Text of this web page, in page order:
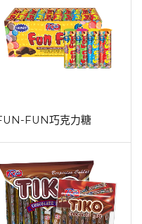
FUN巧克力糖